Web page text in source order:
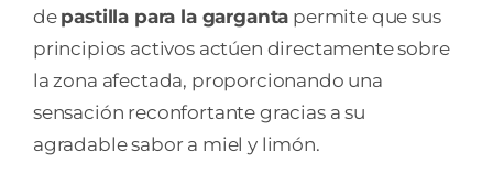
de pastilla para la garganta permite que sus
principios activos actúen directamente sobre
la zona afectada, proporcionando una
sensación reconfortante gracias a su
agradable sabor a miel y limón.